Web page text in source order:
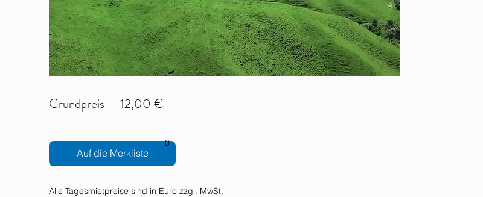
Grundpreis 12,00 €
Auf die Merkliste
0
Alle Tagesmietpreise sind in Euro zzgl. MwSt.